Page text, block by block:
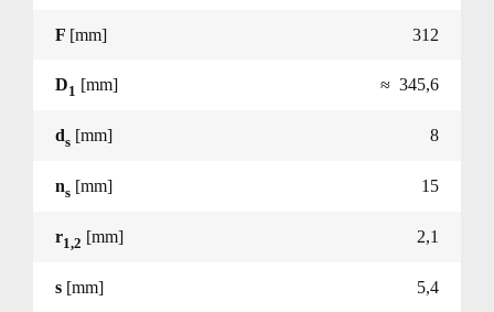
F [mm] 312
D1 [mm] ≈ 345,6
ds [mm] 8
ns [mm] 15
r1,2 [mm] 2,1
s [mm] 5,4